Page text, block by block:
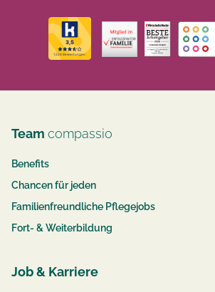
Team compassio
Benefits
Chancen für jeden
Familienfreundliche Pflegejobs
Fort- & Weiterbildung
Job & Karriere